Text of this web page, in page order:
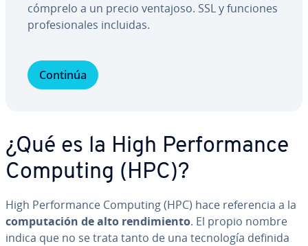
cómprelo a un precio ventajoso. SSL y funciones
pro­fe­sio­na­les incluidas.
Continúa
¿Qué es la High Pe­r­fo­r­ma­n­ce
Computing (HPC)?
High Pe­r­fo­r­ma­n­ce Computing (HPC) hace re­fe­re­n­cia a la
co­mpu­tación de alto re­n­di­mie­n­to. El propio nombre
indica que no se trata tanto de una te­c­no­lo­gía definida